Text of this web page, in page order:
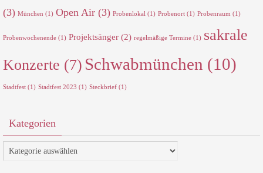
(3) München (1) Open Air (3) Probenlokal (1) Probenort (1) Probenraum (1)
Probenwochenende (1) Projektsänger (2) regelmäßige Termine (1) sakrale
Konzerte (7) Schwabmünchen (10)
Stadtfest (1) Stadtfest 2023 (1) Steckbrief (1)
Kategorien
Kategorien